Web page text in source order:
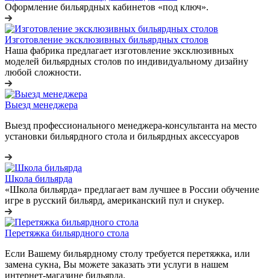
Оформление бильярдных кабинетов «под ключ».
Изготовление эксклюзивных бильярдных столов
Наша фабрика предлагает изготовление эксклюзивных
моделей бильярдных столов по индивидуальному дизайну
любой сложности.
Выезд менеджера
Выезд профессионального менеджера-консультанта на место
установки бильярдного стола и бильярдных аксессуаров
Школа бильярда
«Школа бильярда» предлагает вам лучшее в России обучение
игре в русский бильярд, американский пул и снукер.
Перетяжка бильярдного стола
Если Вашему бильярдному столу требуется перетяжка, или
замена сукна, Вы можете заказать эти услуги в нашем
интернет-магазине бильярда.